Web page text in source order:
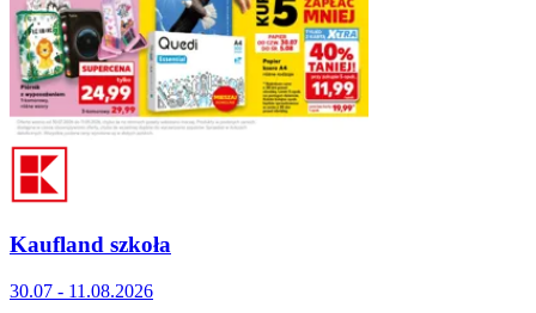
Kaufland szkoła
30.07 - 11.08.2026